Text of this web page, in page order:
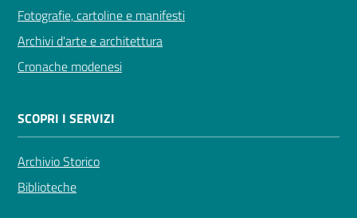
Contatti
su
Fotografie, cartoline e manifesti
Archivi d'arte e architettura
Cronache modenesi
SCOPRI I SERVIZI
Archivio Storico
Biblioteche